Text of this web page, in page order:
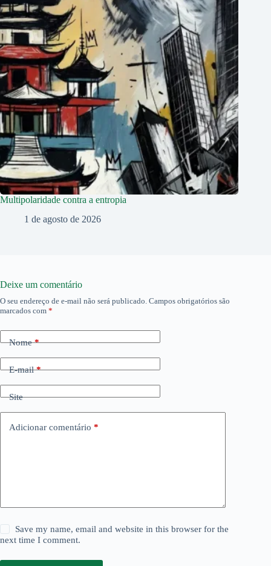
Multipolaridade contra a entropia
1 de agosto de 2026
Deixe um comentário
O seu endereço de e-mail não será publicado. Campos obrigatórios são
marcados com *
Nome*
E-mail*
Site
Adicionar comentário *
Save my name, email and website in this browser for the
next time I comment.